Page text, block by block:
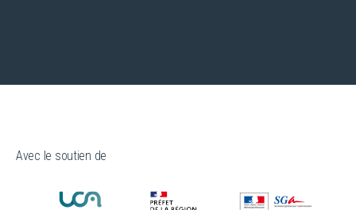
Avec le soutien de